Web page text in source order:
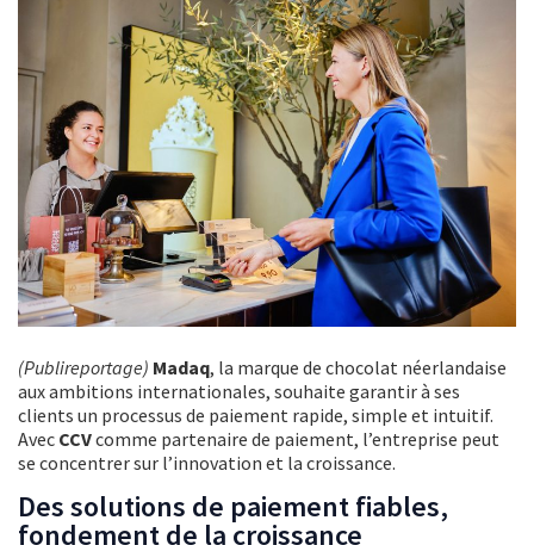
(Publireportage) Madaq, la marque de chocolat néerlandaise
aux ambitions internationales, souhaite garantir à ses
clients un processus de paiement rapide, simple et intuitif.
Avec CCVcomme partenaire de paiement, l’entreprise peut
se concentrer sur l’innovation et la croissance.
Des solutions de paiement fiables,
fondement de la croissance